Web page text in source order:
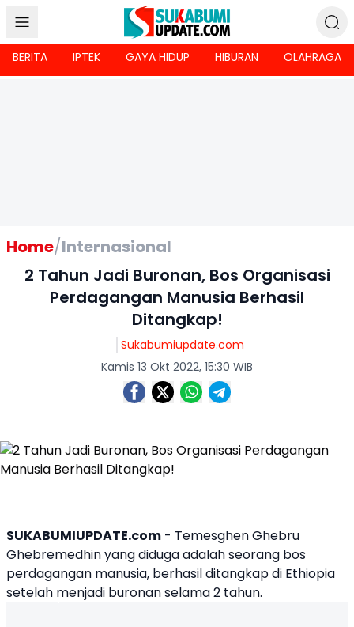
BERITA IPTEK GAYA HIDUP HIBURAN OLAHRAGA
Home/Internasional
2 Tahun Jadi Buronan, Bos Organisasi
Perdagangan Manusia Berhasil
Ditangkap!
Sukabumiupdate.com
Kamis 13 Okt 2022, 15:30 WIB
SUKABUMIUPDATE.com - Temesghen Ghebru
Ghebremedhinyang diduga adalah seorang bos
perdagangan manusia, berhasil ditangkap di Ethiopia
setelah menjadi buronan selama 2 tahun.